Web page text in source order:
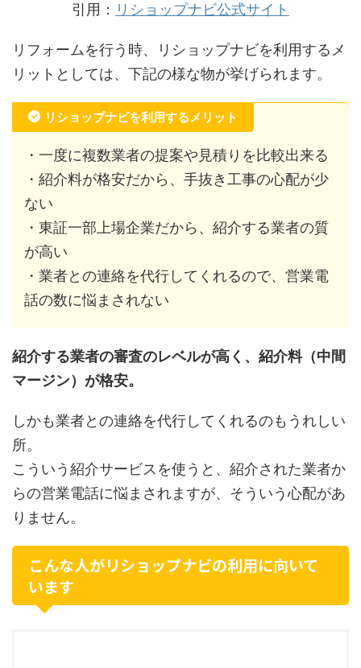
引用： リショップナビ公式サイト
リフォームを行う時、リショップナビを利用するメ
リットとしては、下記の様な物が挙げられます。
リショップナビを利用するメリット
・一度に複数業者の提案や見積りを比較出来る
・紹介料が格安だから、手抜き工事の心配が少
ない
・東証一部上場企業だから、紹介する業者の質
が高い
・業者との連絡を代行してくれるので、営業電
話の数に悩まされない
紹介する業者の審査のレベルが高く、紹介料（中間
マージン）が格安。
しかも業者との連絡を代行してくれるのもうれしい
所。
こういう紹介サービスを使うと、紹介された業者か
らの営業電話に悩まされますが、そういう心配があ
りません。
こんな人がリショップナビの利用に向いて
います